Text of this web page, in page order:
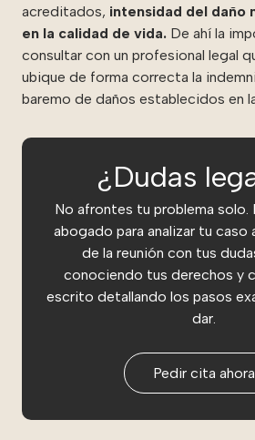
acreditados, intensidad del daño
en la calidad de vida. De ahí la
consultar con un profesional legal
ubique de forma correcta la
baremo de daños establecidos en
¿Dudas
No afrontes tu problema solo.
abogado para analizar tu caso
de la reunión con tus
conociendo tus derechos y
escrito detallando los pasos
dar.
Pedir cita ahora